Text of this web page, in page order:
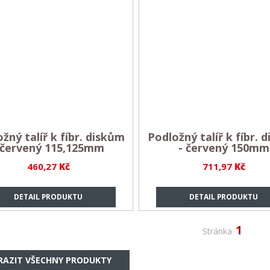
460,27 Kč
DETAIL PRODUKTU
talíř k fíbr. diskům
115,125mm
711,97 Kč
DETAIL PRODUKTU
Podložný talíř k fíbr.
- červený 150mm
Stránka 1
VŠECHNY PRODUKTY